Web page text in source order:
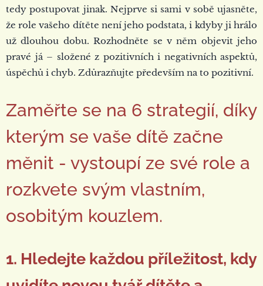
tedy postupovat jinak. Nejprve si sami v sobě ujasněte,
že role vašeho dítěte není jeho podstata, i kdyby ji hrálo
už dlouhou dobu. Rozhodněte se v něm objevit jeho
pravé já – složené z pozitivních i negativních aspektů,
úspěchů i chyb. Zdůrazňujte především na to pozitivní.
Zaměřte se na 6 strategií, díky
kterým se vaše dítě začne
měnit - vystoupí ze své role a
rozkvete svým vlastním,
osobitým kouzlem.
1. Hledejte každou příležitost, kdy